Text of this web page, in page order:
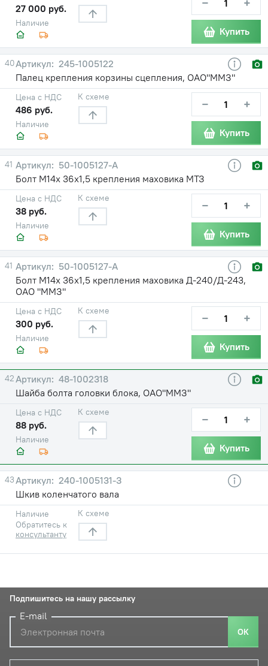
Наличие
27 000 руб.
Купить
40
245-1005122
Палец крепления корзины сцепления, ОАО"ММЗ"
Наличие
Цена с НДС
486 руб.
К схеме − +
Купить
41
50-1005127-А
Болт М14х 36х1,5 крепления маховика МТЗ
Наличие
Цена с НДС
38 руб.
К схеме − +
Купить
41
50-1005127-А
Болт М14х 36х1,5 крепления маховика Д-240/Д-243,
ОАО "ММЗ"
Наличие
Цена с НДС
300 руб.
К схеме − +
Купить
42
48-1002318
Шайба болта головки блока, ОАО"ММЗ"
Наличие
Цена с НДС
88 руб.
К схеме − +
Купить
43
240-1005131-З
Шкив коленчатого вала
Наличие
Обратитесь к
консультанту
К схеме
Подпишитесь на нашу рассылку
E-mail
ОК